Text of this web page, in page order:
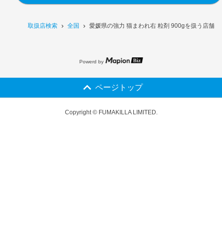
取扱店検索 全国 愛媛県の強力 猫まわれ右 粒剤 900gを扱う店舗一
Powerd by
ページトップ
Copyright © FUMAKILLA LIMITED.